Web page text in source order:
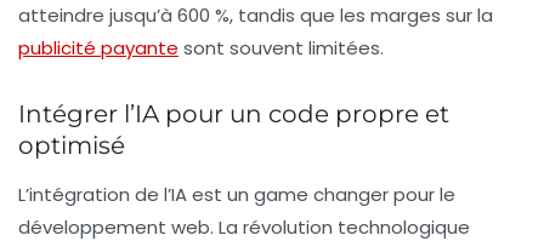
atteindre jusqu’à 600 %, tandis que les marges sur la
publicité payante sont souvent limitées.
Intégrer l’IA pour un code propre et
optimisé
L’intégration de l’IA est un game changer pour le
développement web. La révolution technologique